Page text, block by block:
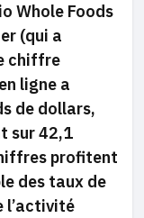
Whole Foods
(qui a
chiffre
ligne a
de dollars,
sur 42,1
profitent
des taux de
l’activité